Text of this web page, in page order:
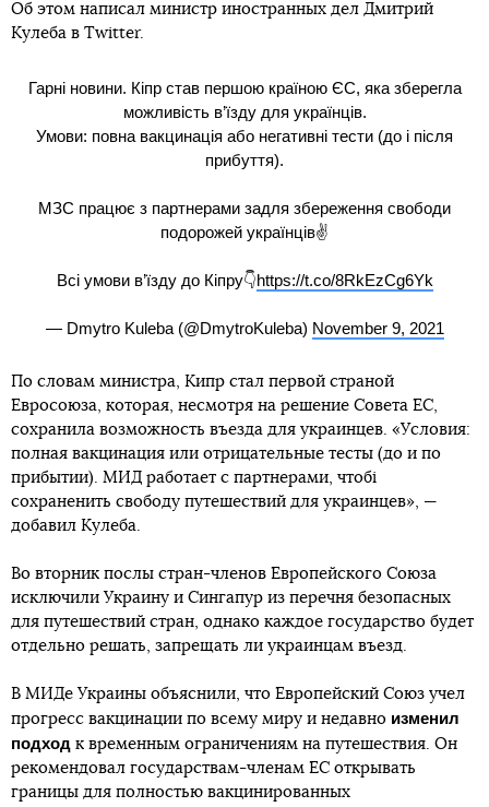
Об этом написал министр иностранных дел Дмитрий
Кулеба в Twitter.
Гарні новини. Кіпр став першою країною ЄС, яка зберегла
можливість в’їзду для українців.
Умови: повна вакцинація або негативні тести (до і після
прибуття).
МЗС працює з партнерами задля збереження свободи
подорожей українців✌️
Всі умови в’їзду до Кіпру👇https://t.co/8RkEzCg6Yk
— Dmytro Kuleba (@DmytroKuleba) November 9, 2021
По словам министра, Кипр стал первой страной
Евросоюза, которая, несмотря на решение Совета ЕС,
сохранила возможность въезда для украинцев. «Условия:
полная вакцинация или отрицательные тесты (до и по
прибытии). МИД работает с партнерами, чтобі
сохраненить свободу путешествий для украинцев», —
добавил Кулеба.
Во вторник послы стран-членов Европейского Союза
исключили Украину и Сингапур из перечня безопасных
для путешествий стран, однако каждое государство будет
отдельно решать, запрещать ли украинцам въезд.
В МИДе Украины объяснили, что Европейский Союз учел
прогресс вакцинации по всему миру и недавно изменил
подход к временным ограничениям на путешествия. Он
рекомендовал государствам-членам ЕС открывать
границы для полностью вакцинированных